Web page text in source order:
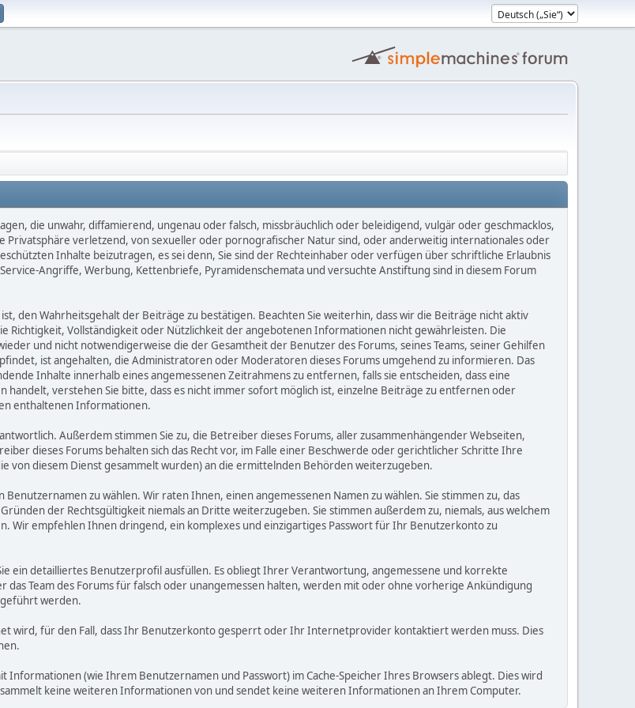
die unwahr, diffamierend, ungenau oder falsch, missbräuchlich oder beleidigend, vulgär oder geschmacklos,
verletzend, von sexueller oder pornografischer Natur sind, oder anderweitig internationales oder
Inhalte beizutragen, es sei denn, Sie sind der Rechteinhaber oder verfügen über schriftliche Erlaubnis
Angriffe, Werbung, Kettenbriefe, Pyramidenschemata und versuchte Anstiftung sind in diesem Forum
den Wahrheitsgehalt der Beiträge zu bestätigen. Beachten Sie weiterhin, dass wir die Beiträge nicht aktiv
Richtigkeit, Vollständigkeit oder Nützlichkeit der angebotenen Informationen nicht gewährleisten. Die
und nicht notwendigerweise die der Gesamtheit der Benutzer des Forums, seines Teams, seiner Gehilfen
ist angehalten, die Administratoren oder Moderatoren dieses Forums umgehend zu informieren. Das
Inhalte innerhalb eines angemessenen Zeitrahmens zu entfernen, falls sie entscheiden, dass eine
handelt, verstehen Sie bitte, dass es nicht immer sofort möglich ist, einzelne Beiträge zu entfernen oder
enthaltenen Informationen.
Außerdem stimmen Sie zu, die Betreiber dieses Forums, aller zusammenhängender Webseiten,
dieses Forums behalten sich das Recht vor, im Falle einer Beschwerde oder gerichtlicher Schritte Ihre
von diesem Dienst gesammelt wurden) an die ermittelnden Behörden weiterzugeben.
zu wählen. Wir raten Ihnen, einen angemessenen Namen zu wählen. Sie stimmen zu, das
der Rechtsgültigkeit niemals an Dritte weiterzugeben. Sie stimmen außerdem zu, niemals, aus welchem
Wir empfehlen Ihnen dringend, ein komplexes und einzigartiges Passwort für Ihr Benutzerkonto zu
ein detailliertes Benutzerprofil ausfüllen. Es obliegt Ihrer Verantwortung, angemessene und korrekte
Team des Forums für falsch oder unangemessen halten, werden mit oder ohne vorherige Ankündigung
werden.
wird, für den Fall, dass Ihr Benutzerkonto gesperrt oder Ihr Internetprovider kontaktiert werden muss. Dies
Informationen (wie Ihrem Benutzernamen und Passwort) im Cache-Speicher Ihres Browsers ablegt. Dies wird
keine weiteren Informationen von und sendet keine weiteren Informationen an Ihrem Computer.